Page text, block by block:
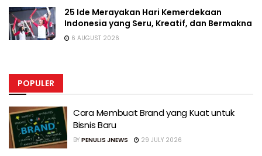
25 Ide Merayakan Hari Kemerdekaan
Indonesia yang Seru, Kreatif, dan Bermakna
6 AUGUST 2026
POPULER
Cara Membuat Brand yang Kuat untuk
Bisnis Baru
BY PENULIS JNEWS 29 JULY 2026